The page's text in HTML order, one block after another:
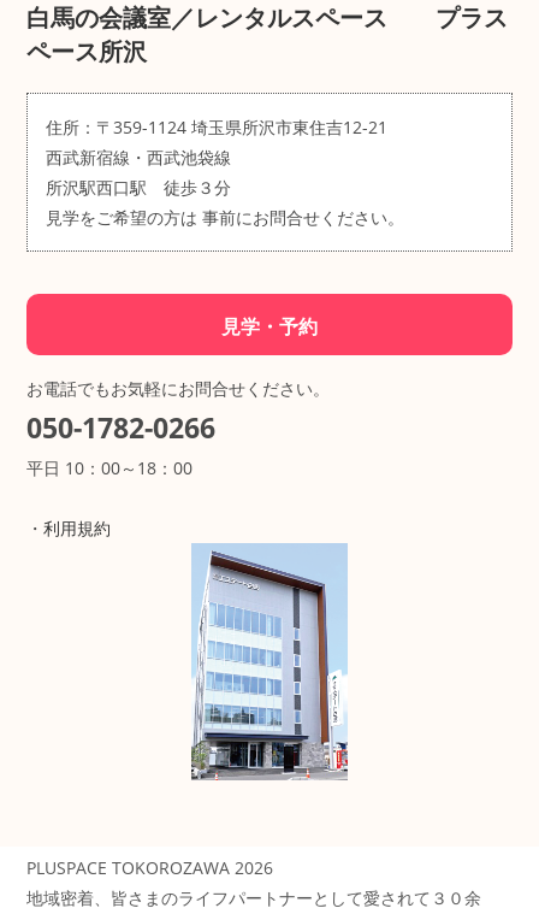
白馬の会議室／レンタルスペース プラス
ペース所沢
住所：〒359-1124 埼玉県所沢市東住吉12-21
西武新宿線・西武池袋線
所沢駅西口駅 徒歩３分
見学をご希望の方は 事前にお問合せください。
見学・予約
お電話でもお気軽にお問合せください。
050-1782-0266
平日 10：00～18：00
・利用規約
PLUSPACE TOKOROZAWA 2026
地域密着、皆さまのライフパートナーとして愛されて３０余